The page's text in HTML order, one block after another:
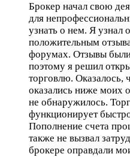
Брокер начал свою
для
узнать о нем. Я узнал
положительным
форумах. Отзывы
поэтому я решил
торговлю. Оказалось,
оказались ниже моих
не обнаружилось.
функционирует
Пополнение счета
также не вызвал
брокере оправдали